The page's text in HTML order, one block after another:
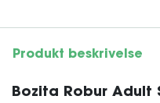
Produkt beskrivelse
Bozita Robur Adult